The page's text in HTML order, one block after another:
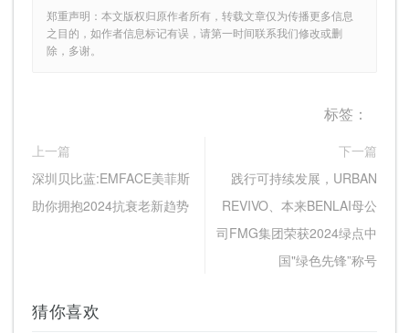
郑重声明：本文版权归原作者所有，转载文章仅为传播更多信息
之目的，如作者信息标记有误，请第一时间联系我们修改或删
除，多谢。
标签：
上一篇
深圳贝比蓝:EMFACE美菲斯
助你拥抱2024抗衰老新趋势
下一篇
践行可持续发展，URBAN
REVIVO、本来BENLAI母公
司FMG集团荣获2024绿点中
国"绿色先锋”称号
猜你喜欢